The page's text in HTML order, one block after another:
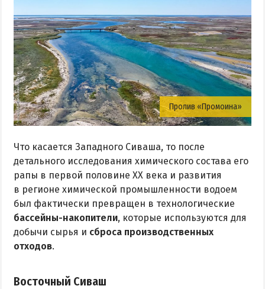
Пролив «Промоина»
Что касается Западного Сиваша, то после
детального исследования химического состава его
рапы в первой половине ХХ века и развития
в регионе химической промышленности водоем
был фактически превращен в технологические
бассейны-накопители, которые используются для
добычи сырья и сброса производственных
отходов.
Восточный Сиваш